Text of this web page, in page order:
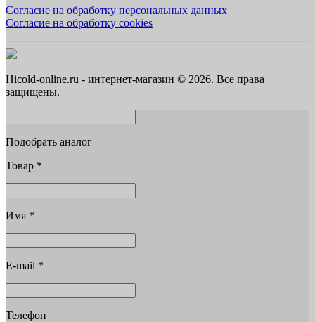
Согласие на обработку персональных данных
Согласие на обработку cookies
Hicold-online.ru - интернет-магазин © 2026. Все права
защищены.
Подобрать аналог
Товар *
Имя *
E-mail *
Телефон